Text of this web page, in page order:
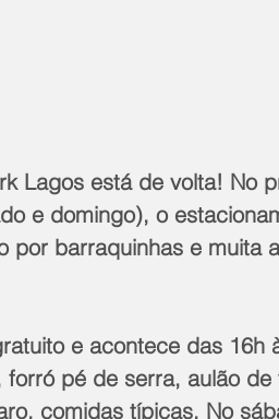
Lagos está de volta! No
e domingo), o
por barraquinhas e muita
e acontece das 16h
forró pé de serra, aulão
comidas típicas. No